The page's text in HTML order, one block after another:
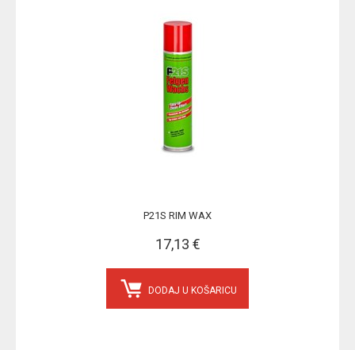
P21S RIM WAX
17,13 €
DODAJ U KOŠARICU